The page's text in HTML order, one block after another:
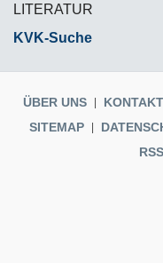
LITERATUR
KVK-Suche
ÜBER UNS KONTAKT
SITEMAP